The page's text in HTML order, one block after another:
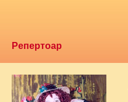
Репертоар